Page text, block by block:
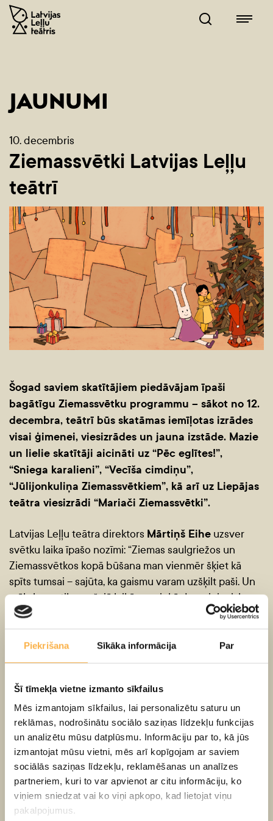
Piekrišana Sīkāka informācija Par
Šī tīmekļa vietne izmanto sīkfailus
Mēs izmantojam sīkfailus, lai personalizētu saturu un
reklāmas, nodrošinātu sociālo saziņas līdzekļu funkcijas
un analizētu mūsu datplūsmu. Informāciju par to, kā jūs
izmantojat mūsu vietni, mēs arī kopīgojam ar saviem
sociālās saziņas līdzekļu, reklamēšanas un analīzes
partneriem, kuri to var apvienot ar citu informāciju, ko
viņiem sniedzat vai ko viņi apkopo, kad lietojat viņu
pakalpojumus.
JAUNUMI
10. decembris
Ziemassvētki Latvijas Leļļu
teātrī
Šogad saviem skatītājiem piedāvājam īpaši
bagātīgu Ziemassvētku programmu – sākot no 12.
decembra, teātrī būs skatāmas iemīļotas izrādes
visai ģimenei, viesizrādes un jauna izstāde. Mazie
un lielie skatītāji aicināti uz “Pēc eglītes!”,
“Sniega karalieni”, “Vecīša cimdiņu”,
“Jūlijonkuliņa Ziemassvētkiem”, kā arī uz Liepājas
teātra viesizrādi “Mariači Ziemassvētki”.
Latvijas Leļļu teātra direktors Mārtiņš Eihe uzsver
svētku laika īpašo nozīmi: “Ziemas saulgriežos un
Ziemassvētkos kopā būšana man vienmēr šķiet kā
spīts tumsai – sajūta, ka gaismu varam uzšķilt paši. Un
mākslas notikums šajā laikā man ir kā dumpiniecisks
brīnums – vieta, kur fantāzija uzdrīkstas izaicināt
realitāti un kur es drīkstu uz mirkli atkal kļūt par bērnu,
pat ja pasaule apkārt brīžiem šķiet skarba.”
“Pēc eglītes!” . Ģimenisks muzikāls stāsts, kurā
aktieri skatītājus ved maģiskā piedzīvojumā, kopīgi
meklējot svētku siltumu un eglīti. Šogad izrādei ir
īpaši svētki – tā pārcēlusies no Mazās uz Lielo zāli.
“Sniega karaliene”. H. K. Andersena mūžīgā klasika
par Kaju un Gerdu, drosmi, draudzību un ziemas
brīnumu.
“Vecīša cimdiņš”